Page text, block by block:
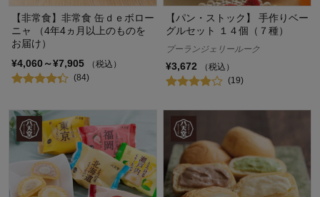
【非常食】非常食 缶ｄｅボロー
ニャ （4年4ヵ月以上のものを
お届け）
¥4,060～¥7,905
（税込）
(84)
【パン・ストック】 手作りベー
グルセット １４個（７種）
ブーランジェリールーク
¥3,672
（税込）
(19)